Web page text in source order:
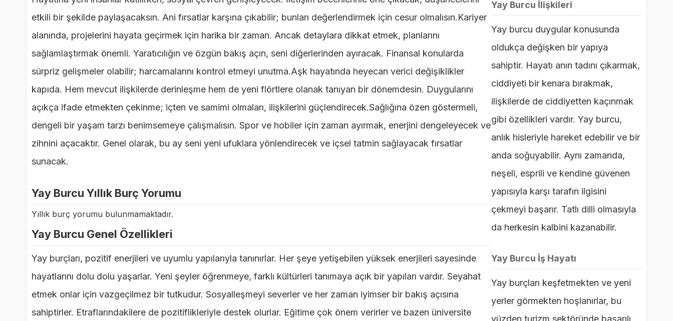
etkili bir şekilde paylaşacaksın. Ani fırsatlar karşına çıkabilir; bunları değerlendirmek için cesur olmalısın.Kariyer
alanında, projelerini hayata geçirmek için harika bir zaman. Ancak detaylara dikkat etmek, planlarını
sağlamlaştırmak önemli. Yaratıcılığın ve özgün bakış açın, seni diğerlerinden ayıracak. Finansal konularda
sürpriz gelişmeler olabilir; harcamalarını kontrol etmeyi unutma.Aşk hayatında heyecan verici değişiklikler
kapıda. Hem mevcut ilişkilerde derinleşme hem de yeni flörtlere olanak tanıyan bir dönemdesin. Duygularını
açıkça ifade etmekten çekinme; içten ve samimi olmaları, ilişkilerini güçlendirecek.Sağlığına özen göstermeli,
dengeli bir yaşam tarzı benimsemeye çalışmalısın. Spor ve hobiler için zaman ayırmak, enerjini dengeleyecek ve
zihnini açacaktır. Genel olarak, bu ay seni yeni ufuklara yönlendirecek ve içsel tatmin sağlayacak fırsatlar
sunacak.
Yay Burcu Yıllık Burç Yorumu
Yıllık burç yorumu bulunmamaktadır.
Yay Burcu Genel Özellikleri
Yay burçları, pozitif enerjileri ve uyumlu yapılarıyla tanınırlar. Her şeye yetişebilen yüksek enerjileri sayesinde
hayatlarını dolu dolu yaşarlar. Yeni şeyler öğrenmeye, farklı kültürleri tanımaya açık bir yapıları vardır. Seyahat
etmek onlar için vazgeçilmez bir tutkudur. Sosyalleşmeyi severler ve her zaman iyimser bir bakış açısına
sahiptirler. Etraflarındakilere de pozitiflikleriyle destek olurlar. Eğitime çok önem verirler ve bazen üniversite
Yay Burcu İlişkileri
Yay burcu duygular konusunda
oldukça değişken bir yapıya
sahiptir. Hayatı anın tadını çıkarmak,
ciddiyeti bir kenara bırakmak,
ilişkilerde de ciddiyetten kaçınmak
gibi özellikleri vardır. Yay burcu,
anlık hisleriyle hareket edebilir ve bir
anda soğuyabilir. Aynı zamanda,
neşeli, esprili ve kendine güvenen
yapısıyla karşı tarafın ilgisini
çekmeyi başarır. Tatlı dilli olmasıyla
da herkesin kalbini kazanabilir.
Yay Burcu İş Hayatı
Yay burçları keşfetmekten ve yeni
yerler görmekten hoşlanırlar, bu
yüzden turizm sektöründe başarılı